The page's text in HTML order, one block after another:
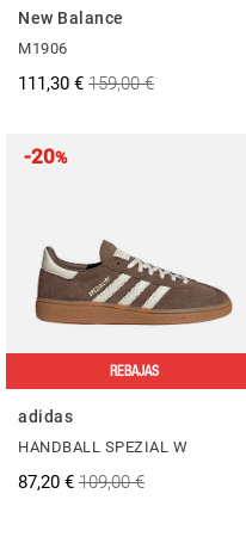
New Balance
M1906
111,30 € 159,00 €
-20%
REBAJAS
adidas
HANDBALL SPEZIAL W
87,20 € 109,00 €